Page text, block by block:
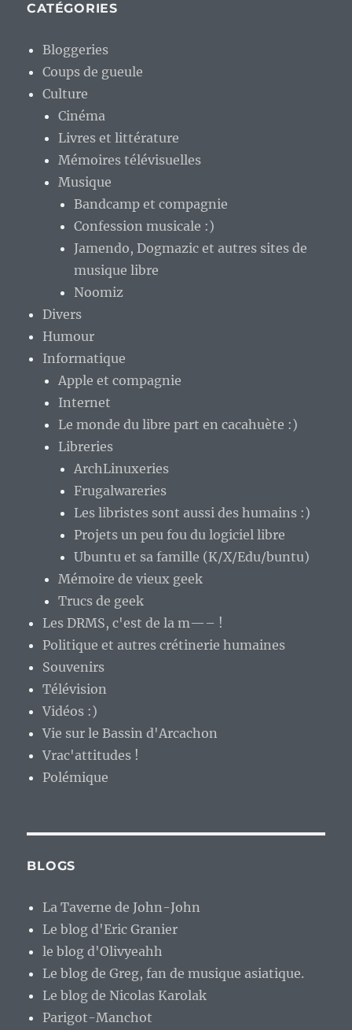
CATÉGORIES
Bloggeries
Coups de gueule
Culture
Cinéma
Livres et littérature
Mémoires télévisuelles
Musique
Bandcamp et compagnie
Confession musicale :)
Jamendo, Dogmazic et autres sites de
musique libre
Noomiz
Divers
Humour
Informatique
Apple et compagnie
Internet
Le monde du libre part en cacahuète :)
Libreries
ArchLinuxeries
Frugalwareries
Les libristes sont aussi des humains :)
Projets un peu fou du logiciel libre
Ubuntu et sa famille (K/X/Edu/buntu)
Mémoire de vieux geek
Trucs de geek
Les DRMS, c'est de la m—– !
Politique et autres crétinerie humaines
Souvenirs
Télévision
Vidéos :)
Vie sur le Bassin d'Arcachon
Vrac'attitudes !
Polémique
BLOGS
La Taverne de John-John
Le blog d'Eric Granier
le blog d'Olivyeahh
Le blog de Greg, fan de musique asiatique.
Le blog de Nicolas Karolak
Parigot-Manchot